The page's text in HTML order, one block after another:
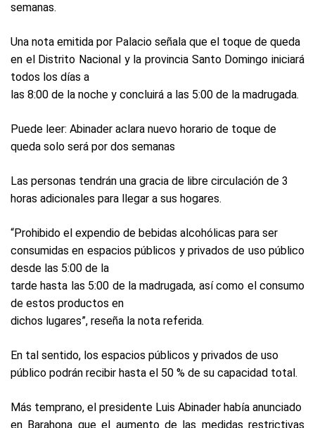
semanas.
Una nota emitida por Palacio señala que el toque de queda
en el Distrito Nacional y la provincia Santo Domingo iniciará
todos los días a
las 8:00 de la noche y concluirá a las 5:00 de la madrugada.
Puede leer: Abinader aclara nuevo horario de toque de
queda solo será por dos semanas
Las personas tendrán una gracia de libre circulación de 3
horas adicionales para llegar a sus hogares.
“Prohibido el expendio de bebidas alcohólicas para ser
consumidas en espacios públicos y privados de uso público
desde las 5:00 de la
tarde hasta las 5:00 de la madrugada, así como el consumo
de estos productos en
dichos lugares”, reseña la nota referida.
En tal sentido, los espacios públicos y privados de uso
público podrán recibir hasta el 50 % de su capacidad total.
Más temprano, el presidente Luis Abinader había anunciado
en Barahona que el aumento de las medidas restrictivas